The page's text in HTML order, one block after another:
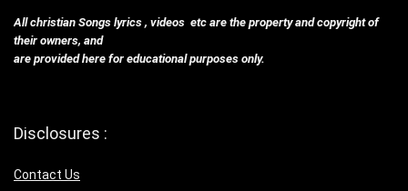
All christian Songs lyrics , videos etc are the property and copyright of
their owners, and
are provided here for educational purposes only.
Disclosures :
Contact Us